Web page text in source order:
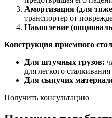
Амортизация (для
транспортер от
Накопление
Конструкция приемного
Для штучных грузов:
для легкого
Для сыпучих
Получить консультацию